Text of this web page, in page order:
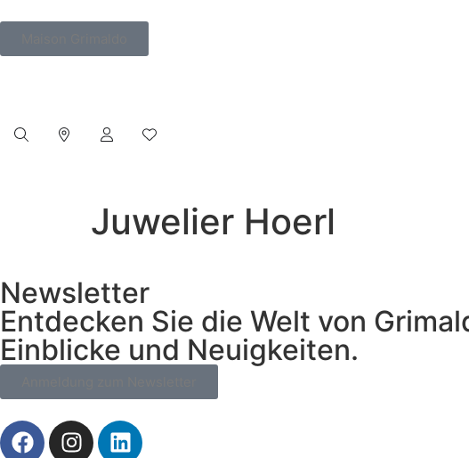
Juwelier Hoerl
Newsletter
Entdecken Sie die Welt von
Einblicke und Neuigkeiten.